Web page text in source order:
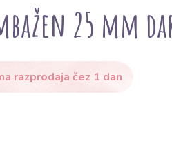
25 mm
razprodaja čez 1 dan